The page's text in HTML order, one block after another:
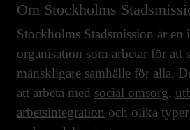
Om Stockholms
Stockholms Stadsmission är en
organisation som arbetar för att
mänskligare samhälle för alla.
att arbeta med social omsorg,
arbetsintegration och olika typer